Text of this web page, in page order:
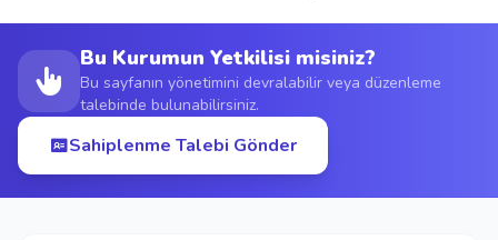
Şehirler
Kampanyalar
Duyurular
Bu Kurumun Yetkilisi misiniz?
Bu sayfanın yönetimini devralabilir veya düzenleme
talebinde bulunabilirsiniz.
Sahiplenme Talebi Gönder